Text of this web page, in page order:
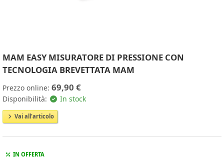
MAM EASY MISURATORE DI PRESSIONE CON
TECNOLOGIA BREVETTATA MAM
Prezzo online: 69,90 €
Disponibilità: In stock
Vai all'articolo
IN OFFERTA